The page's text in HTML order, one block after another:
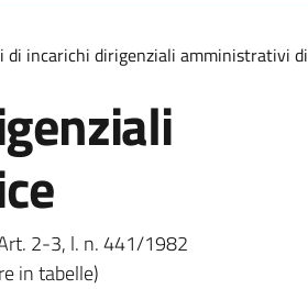
di incarichi dirigenziali amministrativi
2-3, l. n. 441/1982
in tabelle)